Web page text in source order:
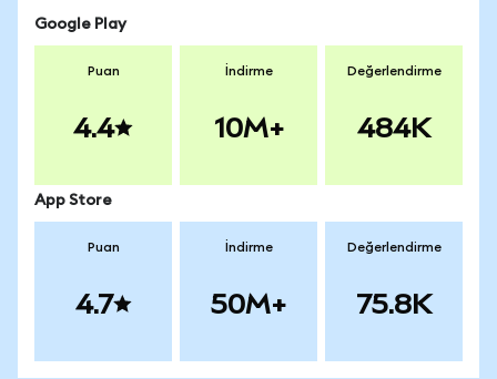
Google Play
Puan
4.4
İndirme
10M+
Değerlendirme
484K
App Store
Puan
4.7
İndirme
50M+
Değerlendirme
75.8K